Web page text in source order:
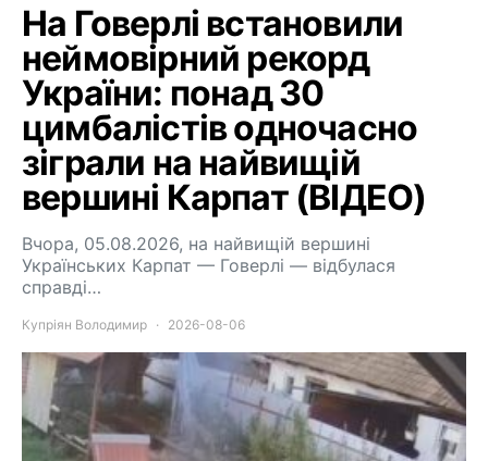
На Говерлі встановили
неймовірний рекорд
України: понад 30
цимбалістів одночасно
зіграли на найвищій
вершині Карпат (ВІДЕО)
Вчора, 05.08.2026, на найвищій вершині
Українських Карпат — Говерлі — відбулася
справді…
Купріян Володимир 2026-08-06